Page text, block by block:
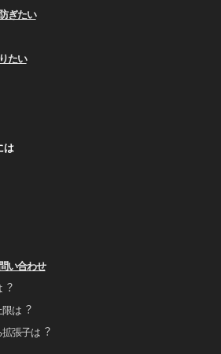
ぎたい
たい
は
い合わせ
は︖
張⼦は︖